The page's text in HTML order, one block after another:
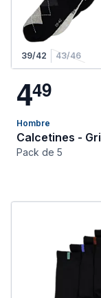
39/42 43/46
449
Hombre
Calcetines -
Pack de 5